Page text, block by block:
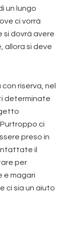
un lungo
ci vorrà
si dovrà avere
allora si deve
riserva, nel
determinate
ci
preso in
il
per
e magari
ci sia un aiuto